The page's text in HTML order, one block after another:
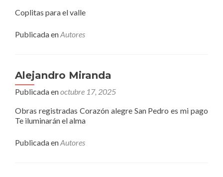
Coplitas para el valle
Publicada enAutores
Alejandro Miranda
Publicada enoctubre 17, 2025
Obras registradas Corazón alegre San Pedro es mi pago
Te iluminarán el alma
Publicada enAutores